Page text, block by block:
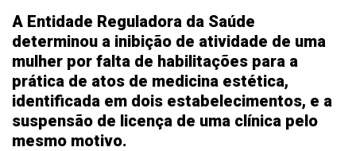
A Entidade Reguladora da Saúde
determinou a inibição de atividade de uma
mulher por falta de habilitações para a
prática de atos de medicina estética,
identificada em dois estabelecimentos, e a
suspensão de licença de uma clínica pelo
mesmo motivo.